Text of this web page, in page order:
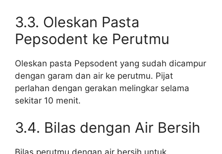
3.3. Oleskan Pasta
Pepsodent ke Perutmu
Oleskan pasta Pepsodent yang sudah dicampur
dengan garam dan air ke perutmu. Pijat
perlahan dengan gerakan melingkar selama
sekitar 10 menit.
3.4. Bilas dengan Air Bersih
Bilas perutmu dengan air bersih untuk